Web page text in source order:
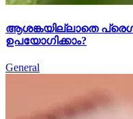
ആശങ്കയില്ലാതെ
ഉപയോഗിക്കാം?
General